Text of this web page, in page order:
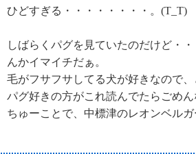
ひどすぎる・・・・・・・・。(T_T)
しばらくパグを見ていたのだけど・
んかイマイチだぁ。
毛がフサフサしてる犬が好きなので、
パグ好きの方がこれ読んでたらごめ
ちゅーことで、中標津のレオンベル